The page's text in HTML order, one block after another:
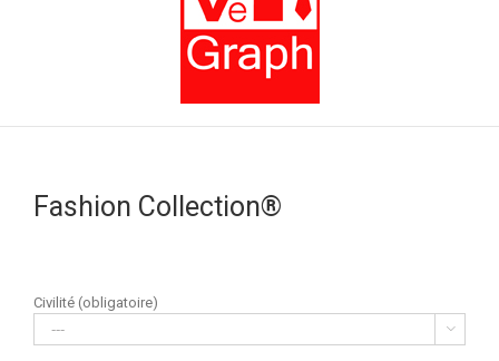
Fashion Collection®
Civilité (obligatoire)
